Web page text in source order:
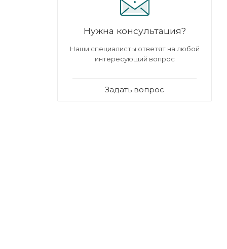
Нужна консультация?
Наши специалисты ответят на любой
интересующий вопрос
Задать вопрос